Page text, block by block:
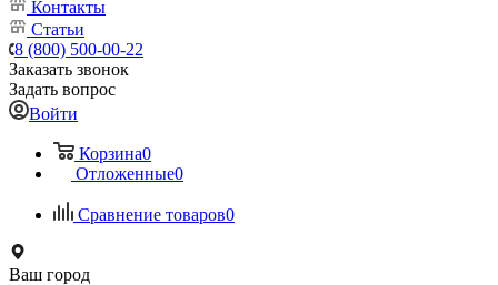
Контакты
Статьи
8 (800) 500-00-22
Заказать звонок
Задать вопрос
Войти
Корзина0
Отложенные0
Сравнение товаров0
Ваш город